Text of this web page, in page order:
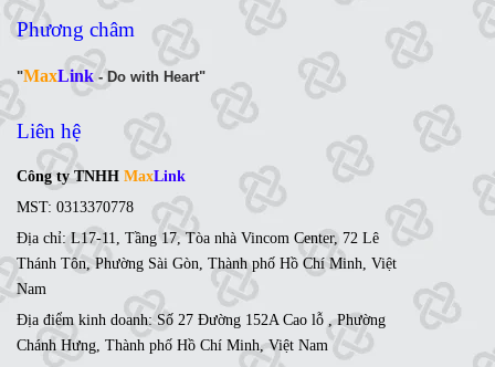
Phương châm
"MaxLink- Do with Heart"
Liên hệ
Công ty TNHH MaxLink
MST: 0313370778
Địa chỉ: L17-11, Tầng 17, Tòa nhà Vincom Center, 72 Lê
Thánh Tôn, Phường Sài Gòn, Thành phố Hồ Chí Minh, Việt
Nam
Địa điểm kinh doanh: Số 27 Đường 152A Cao lỗ , Phường
Chánh Hưng, Thành phố Hồ Chí Minh, Việt Nam